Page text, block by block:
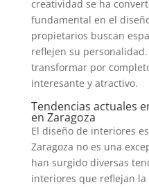
creatividad se ha
fundamental en el
propietarios buscan
reflejen su
transformar por
interesante y atractivo.
Tendencias actuales
en Zaragoza
El diseño de interiores
Zaragoza no es una
han surgido diversas
interiores que reflejan